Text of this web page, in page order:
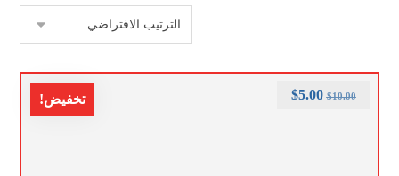
تخفيض! $10.00
$5.00